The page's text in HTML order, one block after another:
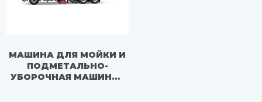
МАШИНА ДЛЯ МОЙКИ И
ПОДМЕТАЛЬНО-
УБОРОЧНАЯ МАШИНА -